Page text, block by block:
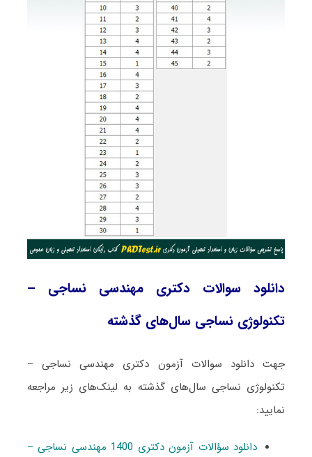
دانلود سوالات دکتری مهندسی نساجی –
تکنولوژی نساجی سال‌های گذشته
جهت دانلود سوالات آزمون دکتری مهندسی نساجی –
تکنولوژی نساجی سال‌های گذشته به لینک‌های زیر مراجعه
نمایید:
دانلود سؤالات آزمون دکتری 1400 مهندسی نساجی –